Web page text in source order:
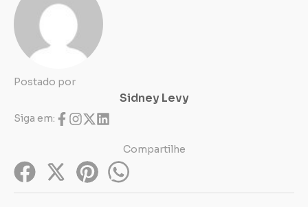
Postado por
Sidney Levy
Siga em:
Compartilhe